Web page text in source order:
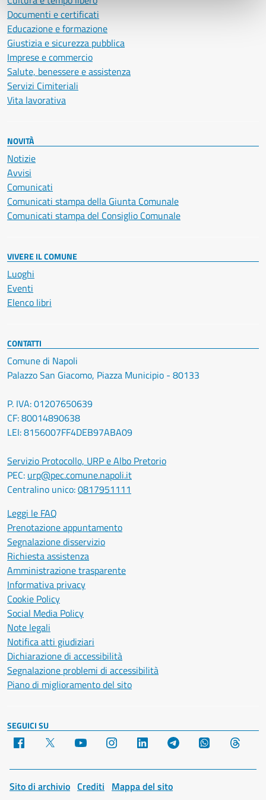
Documenti e certificati
Educazione e formazione
Giustizia e sicurezza pubblica
Imprese e commercio
Salute, benessere e assistenza
Servizi Cimiteriali
Vita lavorativa
NOVITÀ
Notizie
Avvisi
Comunicati
Comunicati stampa della Giunta Comunale
Comunicati stampa del Consiglio Comunale
VIVERE IL COMUNE
Luoghi
Eventi
Elenco libri
CONTATTI
Comune di Napoli
Palazzo San Giacomo, Piazza Municipio - 80133
P. IVA: 01207650639
CF: 80014890638
LEI: 8156007FF4DEB97ABA09
Servizio Protocollo, URP e Albo Pretorio
PEC: urp@pec.comune.napoli.it
Centralino unico:0817951111
Leggi le FAQ
Prenotazione appuntamento
Segnalazione disservizio
Richiesta assistenza
Amministrazione trasparente
Informativa privacy
Cookie Policy
Social Media Policy
Note legali
Notifica atti giudiziari
Dichiarazione di accessibilità
Segnalazione problemi di accessibilità
Piano di miglioramento del sito
SEGUICI SU
Facebook YouTube Instagram LinkedIn Telegram WhatsApp
Sito di archivio Crediti Mappa del sito